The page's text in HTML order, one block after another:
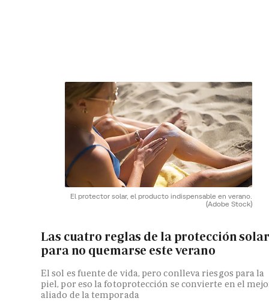
El protector solar, el producto indispensable en verano.
(Adobe Stock)
Las cuatro reglas de la protección solar
para no quemarse este verano
El sol es fuente de vida, pero conlleva riesgos para la
piel, por eso la fotoprotección se convierte en el
aliado de la temporada